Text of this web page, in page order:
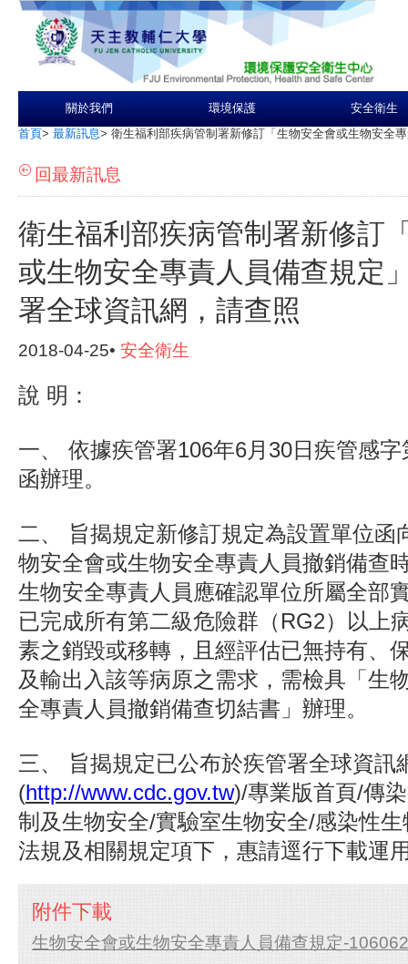
關於我們 環境保護 安全衛生
首頁> 最新訊息> 衛生福利部疾病管制署新修訂「生物安全會或生物安全
回最新訊息
衛生福利部疾病管制署新修訂
或生物安全專責人員備查規定
署全球資訊網，請查照
2018-04-25• 安全衛生
說 明：
一、
依據疾管署106年6月30日疾管感
函辦理。
二、
旨揭規定新修訂規定為設置單位函
物安全會或生物安全專責人員撤銷備查
生物安全專責人員應確認單位所屬全部
已完成所有第二級危險群（RG2）以上
素之銷毀或移轉，且經評估已無持有、
及輸出入該等病原之需求，需檢具「生
全專責人員撤銷備查切結書」辦理。
三、
旨揭規定已公布於疾管署全球資訊
(http://www.cdc.gov.tw)/專業版首頁/傳
制及生物安全/實驗室生物安全/感染性
法規及相關規定項下，惠請逕行下載運
附件下載
生物安全會或生物安全專責人員備查規定-